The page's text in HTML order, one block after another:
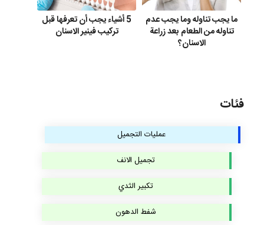
ما يجب تناوله وما يجب عدم
تناوله من الطعام بعد زراعة
الاسنان؟
5 أشياء يجب أن تعرفها قبل
تركيب فينير الاسنان
فئات
عمليات التجميل
تجميل الانف
تكبير الثدي
شفط الدهون